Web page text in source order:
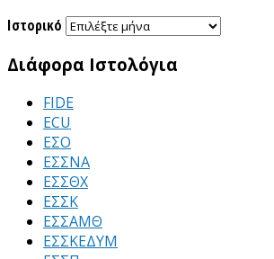
Ιστορικό
Διάφορα Ιστολόγια
FIDE
ECU
ΕΣΟ
ΕΣΣΝΑ
ΕΣΣΘΧ
ΕΣΣΚ
ΕΣΣΑΜΘ
ΕΣΣΚΕΔΥΜ